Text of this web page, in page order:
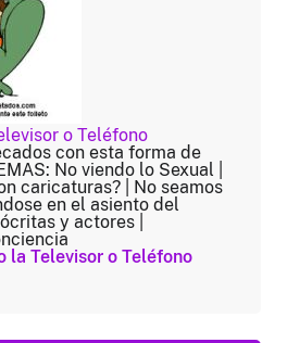
o Teléfono
con esta forma de
No viendo lo Sexual |
caricaturas? | No seamos
en el asiento del
y actores |
la Televisor o Teléfono